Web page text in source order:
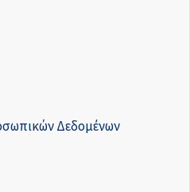
Δεδομένων